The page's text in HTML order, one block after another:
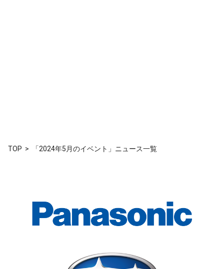
TOP 「2024年5月のイベント」ニュース一覧